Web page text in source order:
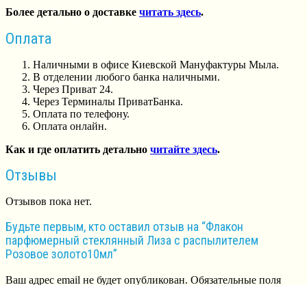
Более детально о доставке читать здесь.
Оплата
Наличными в офисе Киевской Мануфактуры Мыла.
В отделении любого банка наличными.
Через Приват 24.
Через Терминалы ПриватБанка.
Оплата по телефону.
Оплата онлайн.
Как и где оплатить детально читайте здесь.
Отзывы
Отзывов пока нет.
Будьте первым, кто оставил отзыв на “Флакон
парфюмерный стеклянный Лиза с распылителем
Розовое золото10мл”
Ваш адрес email не будет опубликован. Обязательные поля